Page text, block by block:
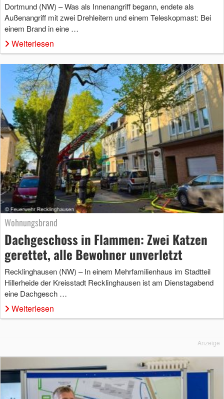
Dortmund (NW) – Was als Innenangriff begann, endete als
Außenangriff mit zwei Drehleitern und einem Teleskopmast: Bei
einem Brand in eine …
Weiterlesen
Wohnungsbrand
Dachgeschoss in Flammen: Zwei Katzen
gerettet, alle Bewohner unverletzt
Recklinghausen (NW) – In einem Mehrfamilienhaus im Stadtteil
Hillerheide der Kreisstadt Recklinghausen ist am Dienstagabend
eine Dachgesch …
Weiterlesen
Anzeige